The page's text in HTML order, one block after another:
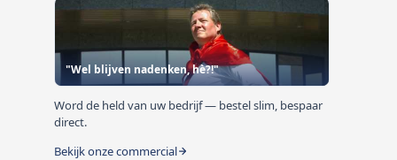
"Wel blijven nadenken, hè?!"
Word de held van uw bedrijf — bestel slim, bespaar
direct.
Bekijk onze commercial